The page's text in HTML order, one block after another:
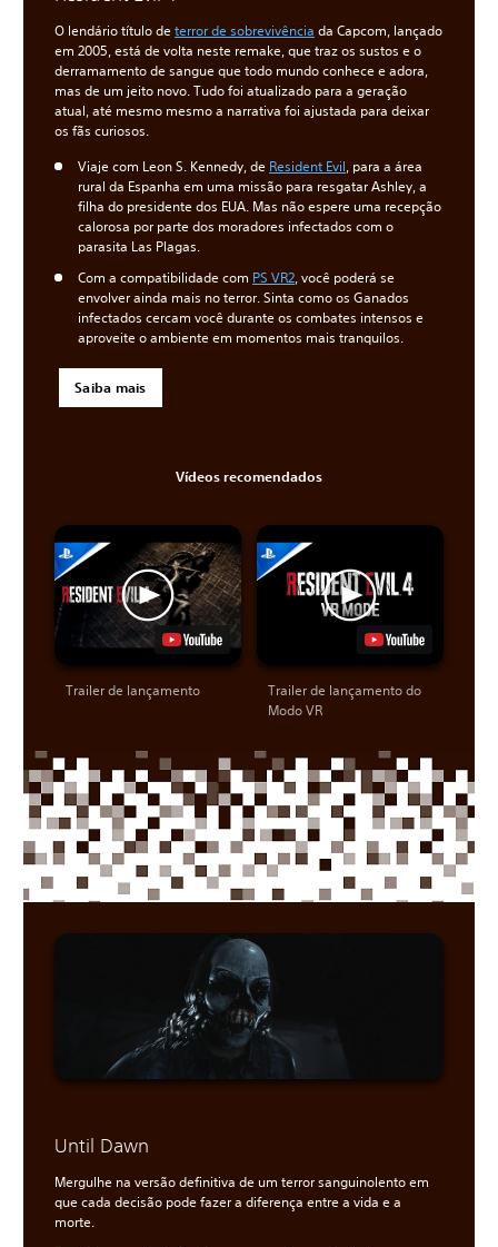
O lendário título deterror de sobrevivência da Capcom, lançado
em 2005, está de volta neste remake, que traz os sustos e o
derramamento de sangue que todo mundo conhece e adora,
mas de um jeito novo. Tudo foi atualizado para a geração
atual, até mesmo mesmo a narrativa foi ajustada para deixar
os fãs curiosos.
Viaje com Leon S. Kennedy, de Resident Evil, para a área
rural da Espanha em uma missão para resgatar Ashley, a
filha do presidente dos EUA. Mas não espere uma recepção
calorosa por parte dos moradores infectados com o
parasita Las Plagas.
Com a compatibilidade com PS VR2, você poderá se
envolver ainda mais no terror. Sinta como os Ganados
infectados cercam você durante os combates intensos e
aproveite o ambiente em momentos mais tranquilos.
Saiba mais
Vídeos recomendados
Trailer de lançamento
Trailer de lançamento do
Modo VR
Until Dawn
Mergulhe na versão definitiva de um terror sanguinolento em
que cada decisão pode fazer a diferença entre a vida e a
morte.